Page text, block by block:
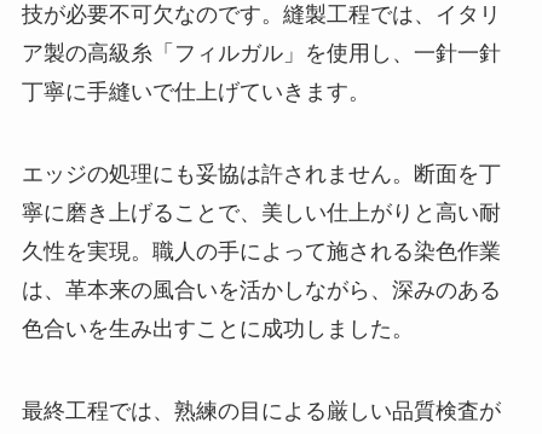
技が必要不可欠なのです。縫製工程では、イタリ
ア製の高級糸「フィルガル」を使用し、一針一針
丁寧に手縫いで仕上げていきます。
エッジの処理にも妥協は許されません。断面を丁
寧に磨き上げることで、美しい仕上がりと高い耐
久性を実現。職人の手によって施される染色作業
は、革本来の風合いを活かしながら、深みのある
色合いを生み出すことに成功しました。
最終工程では、熟練の目による厳しい品質検査が